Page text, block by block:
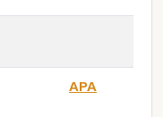
APA